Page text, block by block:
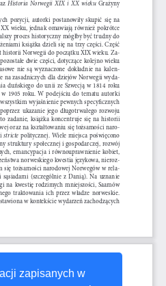
zapisanych w